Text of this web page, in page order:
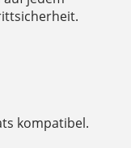
kompatibel.